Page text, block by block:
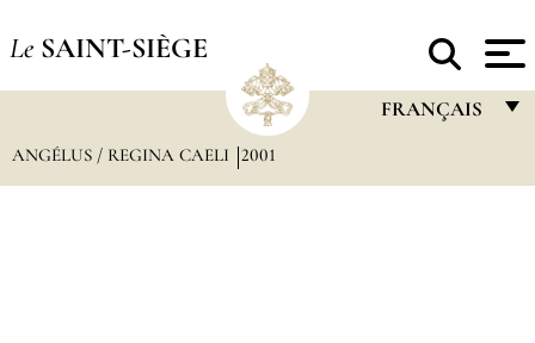
Le SAINT-SIÈGE
FRANÇAIS
ANGÉLUS / REGINA CAELI 2001